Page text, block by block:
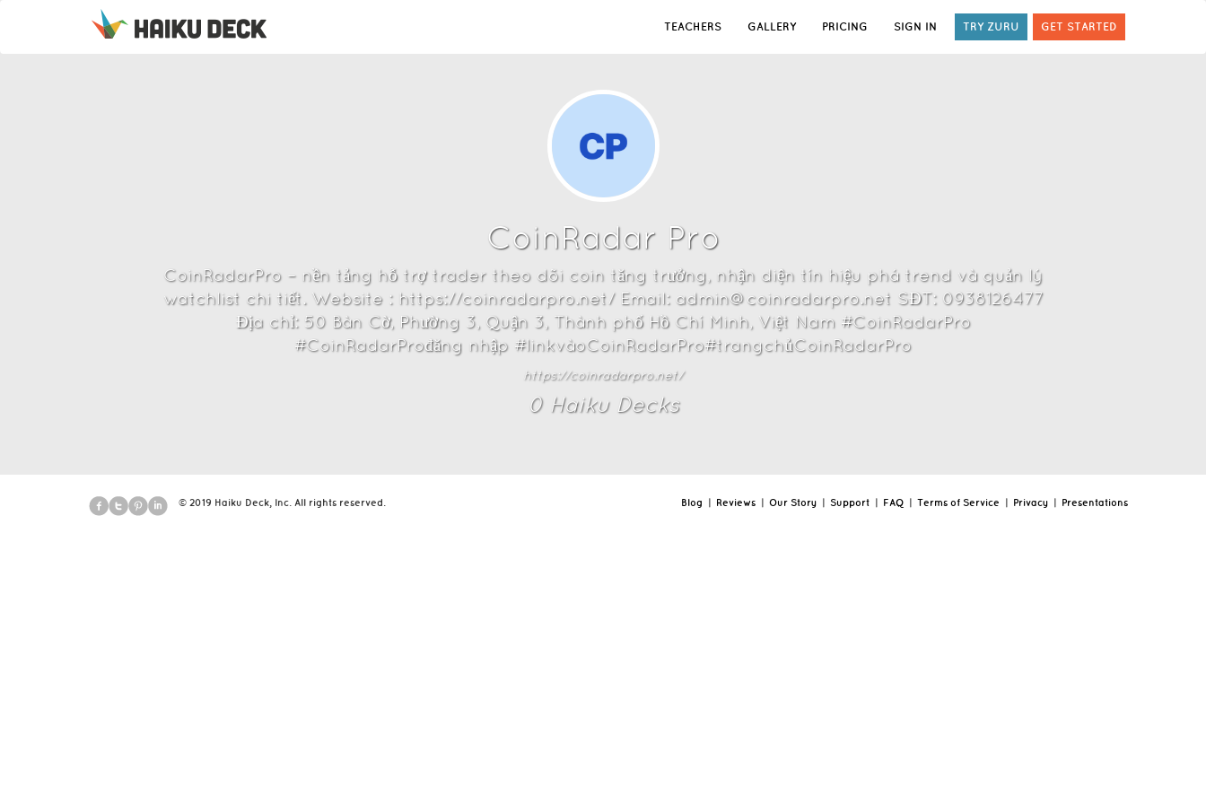
TEACHERS GALLERY PRICING SIGN IN TRY ZURU GET STARTED
CoinRadar Pro
CoinRadarPro – nền tảng hỗ trợ trader theo dõi coin tăng trưởng, nhận diện tín hiệu phá trend và quản lý
watchlist chi tiết. Website : https://coinradarpro.net/ Email: admin@coinradarpro.net SĐT: 0938126477
Địa chỉ: 50 Bàn Cờ, Phường 3, Quận 3, Thành phố Hồ Chí Minh, Việt Nam #CoinRadarPro
#CoinRadarProđăng nhập #linkvàoCoinRadarPro#trangchủCoinRadarPro
https://coinradarpro.net/
0Haiku Decks
© 2019 Haiku Deck, Inc. All rights reserved. Blog | Reviews | Our Story | Support | FAQ | Terms of Service | Privacy | Presentations